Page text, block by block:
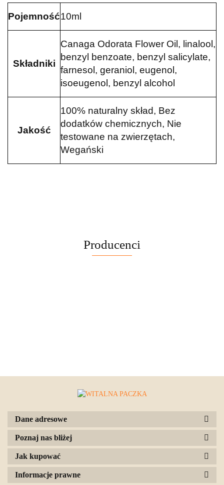
Pojemność10ml
Składniki
Canaga Odorata Flower Oil, linalool,
benzyl benzoate, benzyl salicylate,
farnesol, geraniol, eugenol,
isoeugenol, benzyl alcohol
Jakość
100% naturalny skład, Bez
dodatków chemicznych, Nie
testowane na zwierzętach,
Wegański
Producenci
Dane adresowe
Poznaj nas bliżej
Jak kupować
Informacje prawne